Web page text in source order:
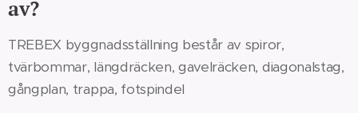
av?
TREBEX byggnadsställning består av spiror,
tvärbommar, längdräcken, gavelräcken, diagonalstag,
gångplan, trappa, fotspindel